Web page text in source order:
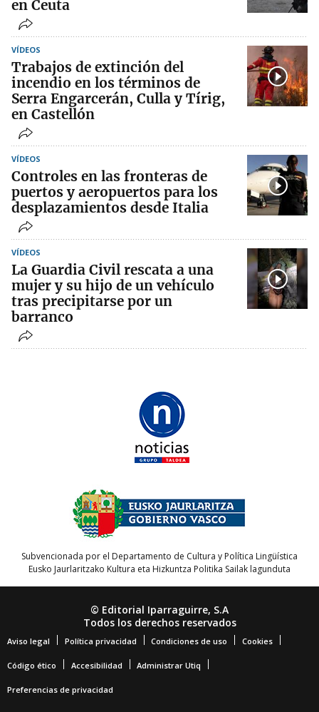
en Ceuta
VÍDEOS
Trabajos de extinción del
incendio en los términos de
Serra Engarcerán, Culla y Tírig,
en Castellón
VÍDEOS
Controles en las fronteras de
puertos y aeropuertos para los
desplazamientos desde Italia
VÍDEOS
La Guardia Civil rescata a una
mujer y su hijo de un vehículo
tras precipitarse por un
barranco
Subvencionada por el Departamento de Cultura y Política Lingüística
Eusko Jaurlaritzako Kultura eta Hizkuntza Politika Sailak lagunduta
© Editorial Iparraguirre, S.A
Todos los derechos reservados
Aviso legal Política privacidad Condiciones de uso Cookies
Código ético Accesibilidad Administrar Utiq
Preferencias de privacidad